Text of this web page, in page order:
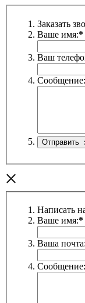
Заказать
Ваше имя:*
Ваш
Сообщение:
×
Написать
Ваше имя:*
Ваша почта:
Сообщение: